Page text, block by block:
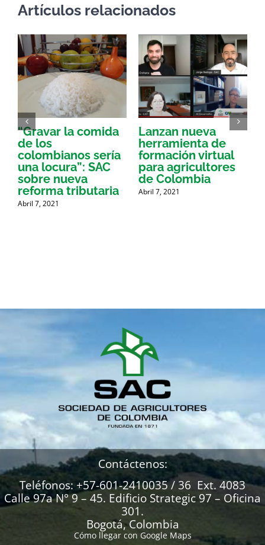
Artículos relacionados
“Gravar la comida
de los
colombianos sería
una locura”: SAC
sobre nueva
reforma tributaria
Abril 7, 2021
Lanzan nueva
herramienta de
formación virtual
para agricultores
de Colombia
Abril 7, 2021
Contáctenos:
Teléfonos: +57-601-2410035 / 36 Ext. 4083
Calle 97a N° 9 – 45. Edificio Strategic 97 – Oficina
301.
Bogotá, Colombia
Cómo llegar con Google Maps